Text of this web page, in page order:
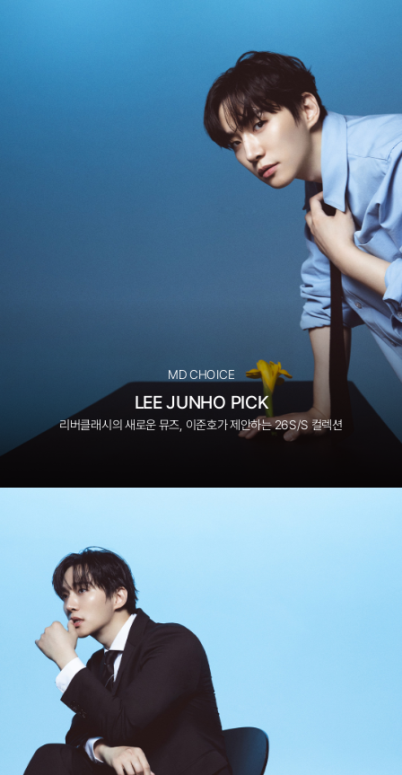
MD CHOICE
LEE JUNHO PICK
리버클래시의 새로운 뮤즈, 이준호가 제안하는 26S/S 컬렉션